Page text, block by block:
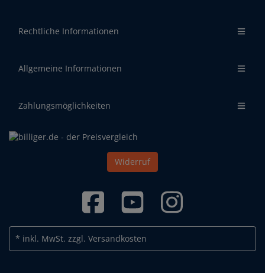
Rechtliche Informationen
Allgemeine Informationen
Zahlungsmöglichkeiten
Widerruf
* inkl. MwSt. zzgl. Versandkosten